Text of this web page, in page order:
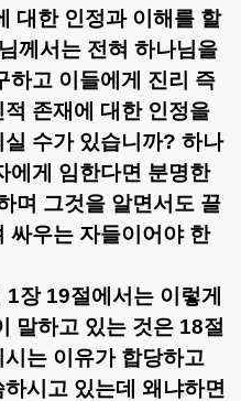
대한 인정과 이해를 할
께서는 전혀 하나님을
하고 이들에게 진리 즉
존재에 대한 인정을
수가 있습니까? 하나
에게 임한다면 분명한
며 그것을 알면서도 끌
싸우는 자들이어야 한
1장 19절에서는 이렇게
말하고 있는 것은 18절
는 이유가 합당하고
시고 있는데 왜냐하면